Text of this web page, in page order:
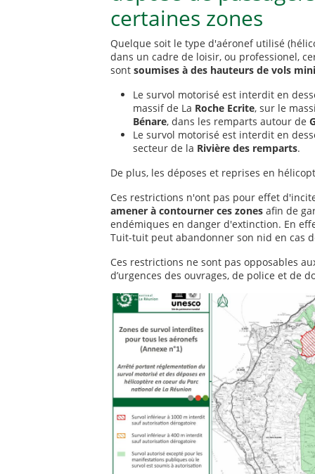
certaines zones
Quelque soit le type d'aéronef utilisé
dans un cadre de loisir, ou professionel,
sont soumises à des hauteurs de vols
Le survol motorisé est interdit en
massif de La Roche Ecrite, sur le
Bénare, dans les remparts autour de
Le survol motorisé est interdit en
secteur de la Rivière des remparts.
De plus, les déposes et reprises en
Ces restrictions n'ont pas pour effet
amener à contourner ces zones afin de
endémiques en danger d'extinction. En
Tuit-tuit peut abandonner son nid en cas
Ces restrictions ne sont pas opposables
d’urgences des ouvrages, de police et de